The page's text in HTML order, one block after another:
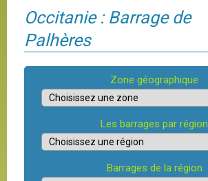
Occitanie : Barrage de
Palhères
Zone géographique
Les barrages par région
Barrages de la région